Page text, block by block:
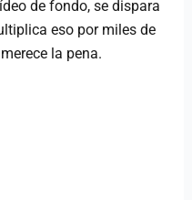
de fondo, se dispara
eso por miles de
la pena.